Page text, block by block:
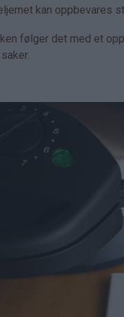
kan oppbevares
følger det med et